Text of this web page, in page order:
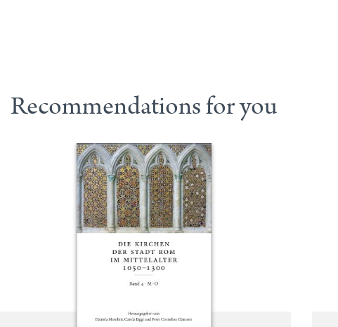
Recommendations for you